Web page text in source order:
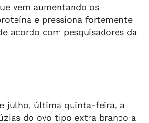
vem aumentando os
e pressiona fortemente
acordo com pesquisadores da
julho, última quinta-feira, a
do ovo tipo extra branco a